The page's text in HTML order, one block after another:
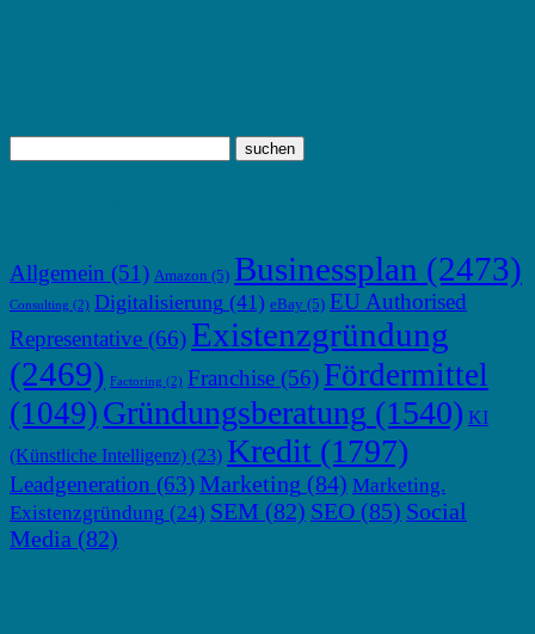
Allgemein (51) Amazon (5) Businessplan (2473)
Consulting (2) Digitalisierung (41) eBay (5) EU Authorised
Representative (66) Existenzgründung
(2469) Factoring (2) Franchise (56) Fördermittel
(1049) Gründungsberatung (1540) KI
(Künstliche Intelligenz) (23) Kredit (1797)
Leadgeneration (63)Marketing (84) Marketing.
Existenzgründung (24) SEM (82) SEO (85) Social
Media (82)